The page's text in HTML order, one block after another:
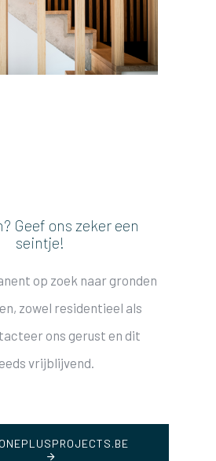
Geef ons zeker een
seintje!
op zoek naar gronden
zowel residentieel als
ons gerust en dit
vrijblijvend.